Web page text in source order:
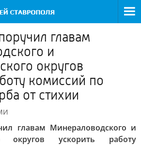
главам
и
округов
комиссий по
от стихии
главам Минераловодского и
округов ускорить работу